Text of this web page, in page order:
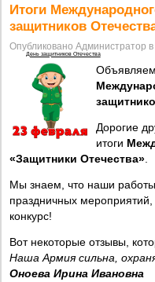
Итоги
защитников
Опубликовано Администратор
День защитников Отечества
Дорогие
итоги
«Защитники Отечества»
Мы знаем, что наши
праздничных мероприятий,
конкурс!
Вот некоторые отзывы,
Наша Армия сильна,
Оноева Ирина Ивановна